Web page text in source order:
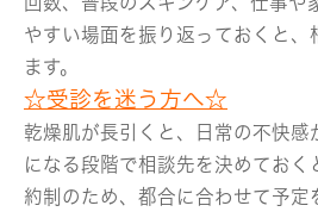
やすい場面を振り返っておくと、
ます。
☆受診を迷う方へ☆
乾燥肌が長引くと、日常の不快感
になる段階で相談先を決めておく
約制のため、都合に合わせて予定